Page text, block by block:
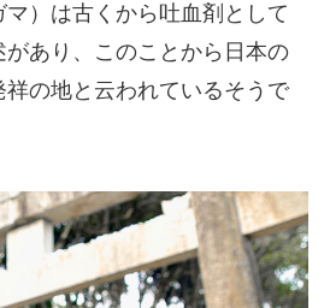
マ）は古くから吐血剤として
あり、このことから日本の
祥の地と云われているそうで